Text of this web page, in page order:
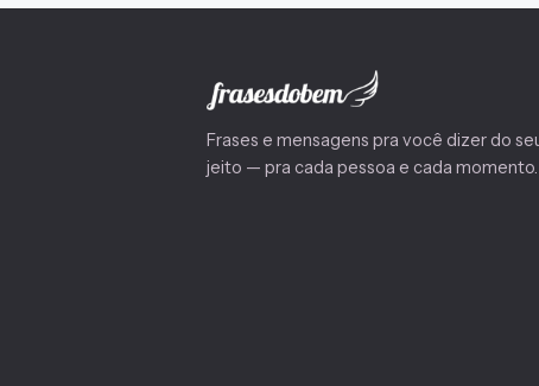
Frases e mensagens pra você dizer do
jeito — pra cada pessoa e cada momento.